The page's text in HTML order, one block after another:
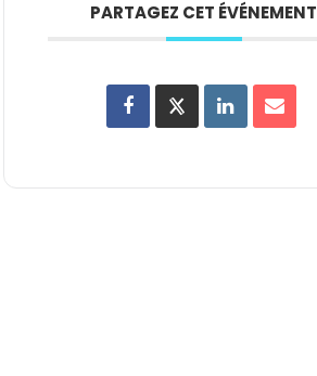
PARTAGEZ CET ÉVÉNEMENT